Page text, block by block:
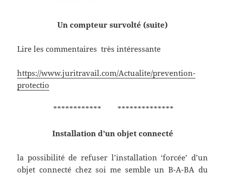
Un compteur survolté (suite)
Lire les commentaires très intéressante
https://www.juritravail.com/Actualite/prevention-
protectio
************ **************
Installation d’un objet connecté
la possibilité de refuser l’installation ‘forcée’ d’un
objet connecté chez soi me semble un B-A-BA du